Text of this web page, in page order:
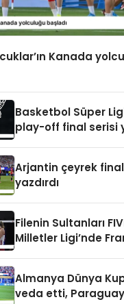
Kanada
Basketbol Süper
play-off final serisi
Arjantin çeyrek
yazdırdı
Filenin Sultanları
Milletler Ligi’nde
Almanya Dünya
veda etti,